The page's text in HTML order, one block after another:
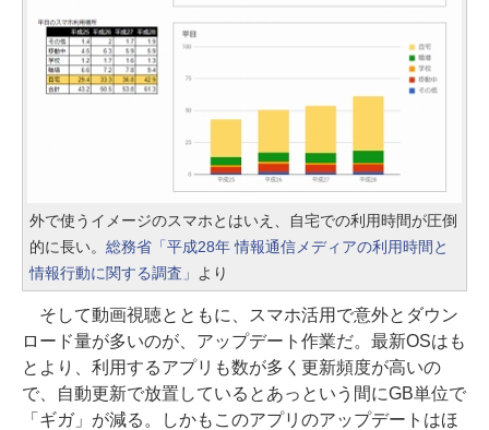
外で使うイメージのスマホとはいえ、自宅での利用時間が圧倒
的に長い。 総務省「平成28年 情報通信メディアの利用時間と
情報行動に関する調査」
より
そして動画視聴とともに、スマホ活用で意外とダウン
ロード量が多いのが、アップデート作業だ。最新OSはも
とより、利用するアプリも数が多く更新頻度が高いの
で、自動更新で放置しているとあっという間にGB単位で
「ギガ」が減る。しかもこのアプリのアップデートはほ